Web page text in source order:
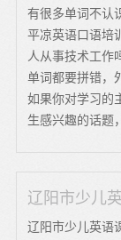
有很多单词不认
平凉英语口语培
人从事技术工作
单词都要拼错，
如果你对学习的
生感兴趣的话题
辽阳市少儿
辽阳市少儿英语